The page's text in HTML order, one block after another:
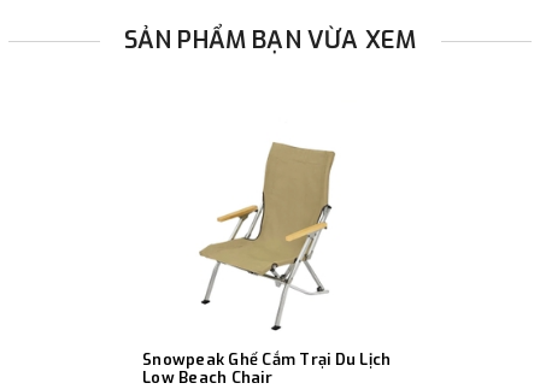
SẢN PHẨM BẠN VỪA XEM
Snowpeak Ghế Cắm Trại Du Lịch
Low Beach Chair